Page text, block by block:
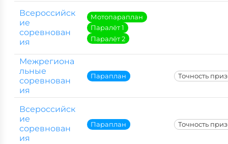
Всероссийск
ие
соревнован
ия
Мотопараплан
Паралёт 1
Паралёт 2
Межрегиона
льные
соревнован
ия
Параплан Точность
Всероссийск
ие
соревнован
ия
Параплан Точность